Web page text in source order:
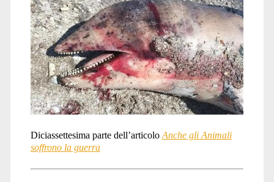
Diciassettesima parte dell’articolo Anche gli Animali
soffrono la guerra